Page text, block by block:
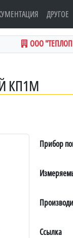
ДРУГОЕ
ООО
КП1М
Прибор
Ссылка